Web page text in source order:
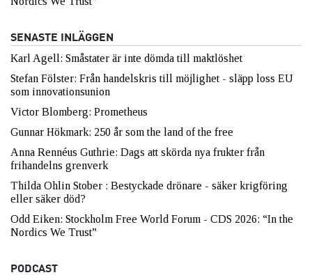
SENASTE INLÄGGEN
Karl Agell: Småstater är inte dömda till maktlöshet
Stefan Fölster: Från handelskris till möjlighet - släpp loss EU
som innovationsunion
Victor Blomberg: Prometheus
Gunnar Hökmark: 250 år som the land of the free
Anna Rennéus Guthrie: Dags att skörda nya frukter från
frihandelns grenverk
Thilda Ohlin Stober : Bestyckade drönare - säker krigföring
eller säker död?
Odd Eiken: Stockholm Free World Forum - CDS 2026: “In the
Nordics We Trust”
PODCAST